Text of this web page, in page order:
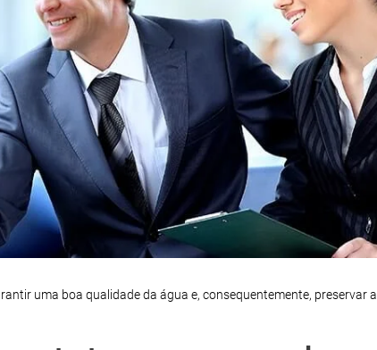
uma boa qualidade da água e, consequentemente, preservar a